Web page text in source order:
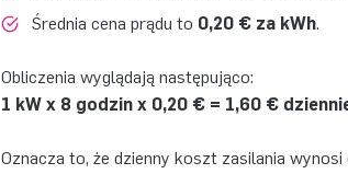
Średnia cena prądu to 0,20 € za kWh.
Obliczenia wyglądają następująco:
1 kW x 8 godzin x 0,20 € = 1,60 €
Oznacza to, że dzienny koszt zasilania wynosi